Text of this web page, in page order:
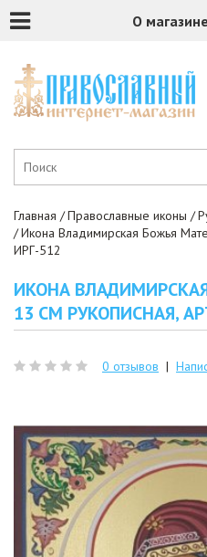
О магазине
Главная Православные иконы
Икона Владимирская Божья
ИРГ-512
ИКОНА
13 СМ РУКОПИСНАЯ,
0 отзывов |